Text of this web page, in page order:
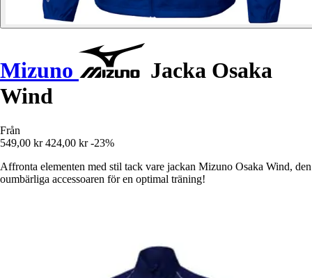
Mizuno
Jacka Osaka
Wind
Från
549,00 kr 424,00 kr -23%
Affronta elementen med stil tack vare jackan Mizuno Osaka Wind, den
oumbärliga accessoaren för en optimal träning!